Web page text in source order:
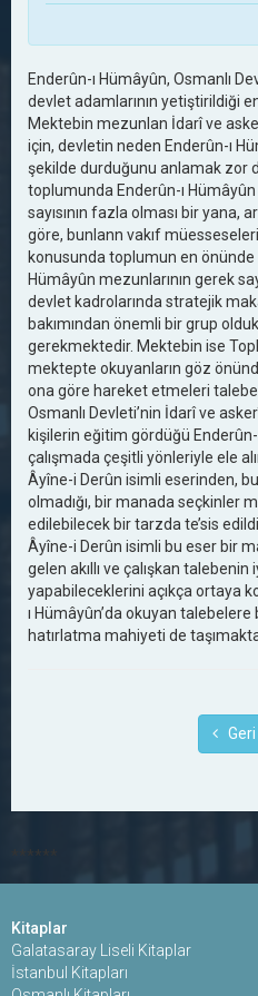
Enderûn-ı Hümâyûn, Osmanlı
devlet adamlarının yetiştirildiği
Mektebin mezunlan İdarî ve
için, devletin neden Enderûn-ı
şekilde durduğunu anlamak zor
toplumunda Enderûn-ı
sayısının fazla olması bir yana,
göre, bunlann vakıf
konusunda toplumun en önünde
Hümâyûn mezunlarının gerek
devlet kadrolarında stratejik
bakımından önemli bir grup
gerekmektedir. Mektebin ise
mektepte okuyanların göz
ona göre hareket etmeleri
Osmanlı Devleti’nin İdarî ve
kişilerin eğitim gördüğü
çalışmada çeşitli yönleriyle ele
Âyîne-i Derûn isimli eserinden,
olmadığı, bir manada seçkinler
edilebilecek bir tarzda te’sis
Âyîne-i Derûn isimli bu eser bir
gelen akıllı ve çalışkan
yapabileceklerini açıkça ortaya
ı Hümâyûn’da okuyan
hatırlatma mahiyeti de
Geri
******
Kitaplar
Galatasaray Liseli Kitaplar
İstanbul Kitapları